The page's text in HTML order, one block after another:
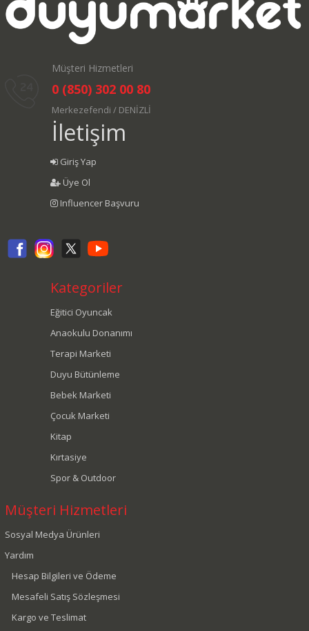
Müşteri Hizmetleri
0 (850) 302 00 80
Merkezefendi / DENİZLİ
İletişim
Giriş Yap
Üye Ol
Influencer Başvuru
Kategoriler
Eğitici Oyuncak
Anaokulu Donanımı
Terapi Marketi
Duyu Bütünleme
Bebek Marketi
Çocuk Marketi
Kitap
Kırtasiye
Spor & Outdoor
Müşteri Hizmetleri
Sosyal Medya Ürünleri
Yardım
Hesap Bilgileri ve Ödeme
Mesafeli Satış Sözleşmesi
Kargo ve Teslimat